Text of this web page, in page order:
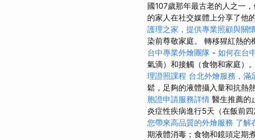
國107歲那年最古老的人之一，
的家人在社交媒體上分享了他
護理之家，提供專業照顧與關
染前尊敬家庭。 轉移猩紅熱的
台中專業外燴團隊 - 如何在台
氣滴）和接觸（食物和家庭）。
理證照課程 台北外燴服務，滿
鬆，足夠的液體攝入量和抗熱
胞證申請服務詳情 醫生推薦的
炎症性疾病進行5天（在飯前
您帶來高品質的外燴服務 了解
期液體消毒；食物和鏡頭定期